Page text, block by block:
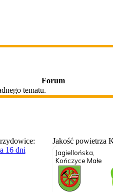
Forum
tematu.
16 dni
Jakość powietrza